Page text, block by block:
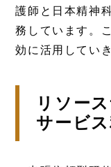
護師と日本精神
務しています。
効に活用してい
リソー
サービ